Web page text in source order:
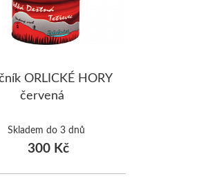
ORLICKÉ HORY
červená
Skladem do 3 dnů
300 Kč